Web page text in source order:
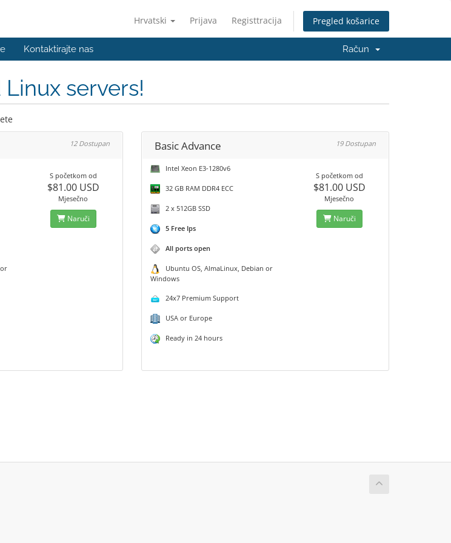
Hrvatski Prijava Registtracija Pregled košarice
Kontaktirajte nas Račun
servers!
12 Dostupan
S početkom od
$81.00 USD
Mjesečno
Naruči
Basic Advance 19 Dostupan
Intel Xeon E3-1280v6
32 GB RAM DDR4 ECC
2 x 512GB SSD
5 Free Ips
All ports open
Ubuntu OS, AlmaLinux, Debian or
Windows
24x7 Premium Support
USA or Europe
Ready in 24 hours
S početkom od
$81.00 USD
Mjesečno
Naruči